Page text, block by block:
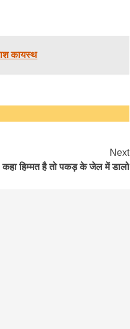
कायस्थ
Next
कहा हिम्मत है तो पकड़ के जेल में डालो